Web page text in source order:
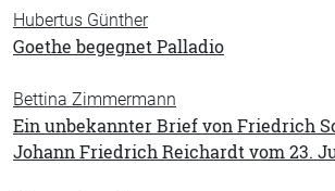
Hubertus Günther
Goethe begegnet Palladio
Bettina Zimmermann
Ein unbekannter Brief von Friedrich
Johann Friedrich Reichardt vom 23.